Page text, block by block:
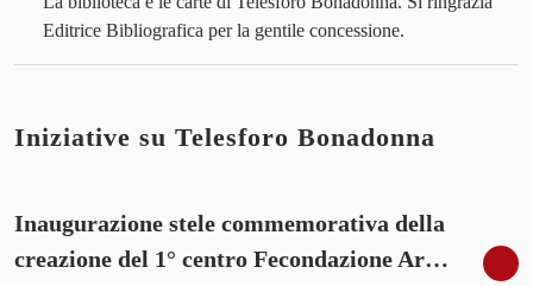
Editrice Bibliografica per la gentile concessione.
Iniziative su Telesforo Bonadonna
Inaugurazione stele commemorativa della
creazione del 1° centro Fecondazione Ar…